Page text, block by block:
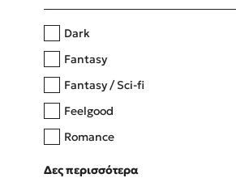
Η μέθοδος Αφήστε τους
Dark
Fantasy
Fantasy / Sci-fi
Feelgood
Romance
Upmarket
Δες περισσότερα